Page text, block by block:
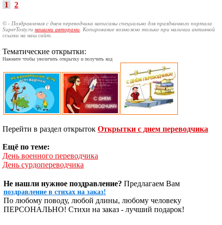
1
2
© - Поздравления с днем переводчика написаны специально для праздничного портала
SuperTosty.ru нашими авторами . Копирование возможно только при наличии активной
ссылки на наш сайт.
Тематические открытки:
Нажмите чтобы увеличить открытку и получить код
Перейти в раздел открыток Открытки с днем переводчика
Ещё по теме:
День военного переводчика
День сурдопереводчика
Не нашли нужное поздравление? Предлагаем Вам
поздравление в стихах на заказ!
По любому поводу, любой длины, любому человеку
ПЕРСОНАЛЬНО! Стихи на заказ - лучший подарок!